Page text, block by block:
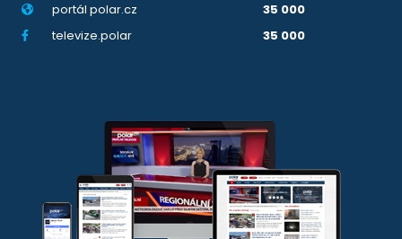
portál polar.cz
35 000
televize.polar
35 000